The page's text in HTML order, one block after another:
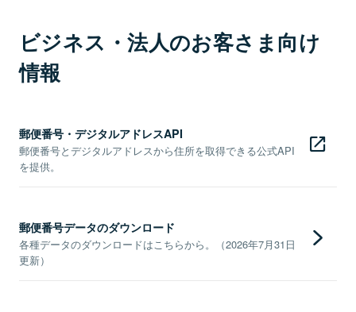
ビジネス・法人のお客さま向け
情報
郵便番号・デジタルアドレスAPI
郵便番号とデジタルアドレスから住所を取得できる公式API
を提供。
郵便番号データのダウンロード
各種データのダウンロードはこちらから。（2026年7月31日
更新）